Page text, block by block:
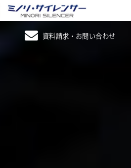
資料請求・お問い合わせ